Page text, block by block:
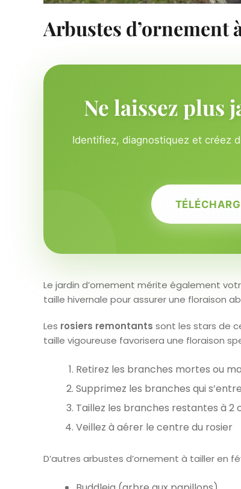
Arbustes d’ornement
Ne laissez plus
Identifiez, diagnostiquez et créez
Le jardin d’ornement mérite également
taille hivernale pour assurer une floraison
Les rosiers remontants sont les stars de
taille vigoureuse favorisera une floraison
Retirez les branches mortes ou
Supprimez les branches qui
Taillez les branches restantes à 2
Veillez à aérer le centre du rosier
D’autres arbustes d’ornement à tailler en